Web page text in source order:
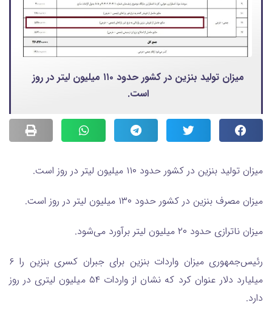
میزان تولید بنزین در کشور حدود ۱۱۰ میلیون لیتر در روز
است.
میزان تولید بنزین در کشور حدود ۱۱۰ میلیون لیتر در روز است.
میزان مصرف بنزین در کشور حدود ۱۳۰ میلیون لیتر در روز است.
میزان ناترازی حدود ۲۰ میلیون لیتر برآورد می‌شود.
رئیس‌جمهوری میزان واردات بنزین برای جبران کسری بنزین را ۶
میلیارد دلار عنوان کرد که نشان از واردات ۵۴ میلیون لیتری در روز
دارد.